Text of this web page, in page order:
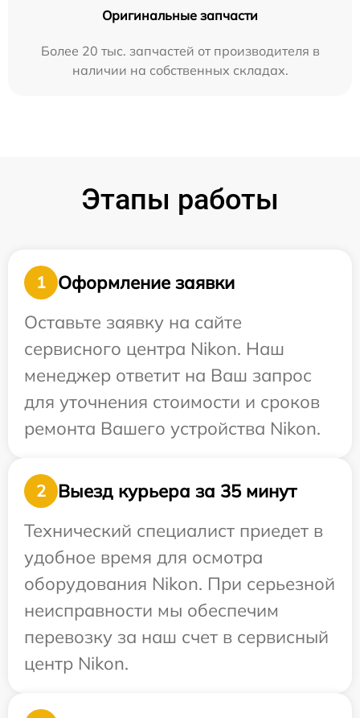
Оригинальные запчасти
Более 20 тыс. запчастей от производителя в
наличии на собственных складах.
Этапы работы
1
Оформление заявки
Оставьте заявку на сайте
сервисного центра Nikon. Наш
менеджер ответит на Ваш запрос
для уточнения стоимости и сроков
ремонта Вашего устройства Nikon.
2
Выезд курьера за 35 минут
Технический специалист приедет в
удобное время для осмотра
оборудования Nikon. При серьезной
неисправности мы обеспечим
перевозку за наш счет в сервисный
центр Nikon.